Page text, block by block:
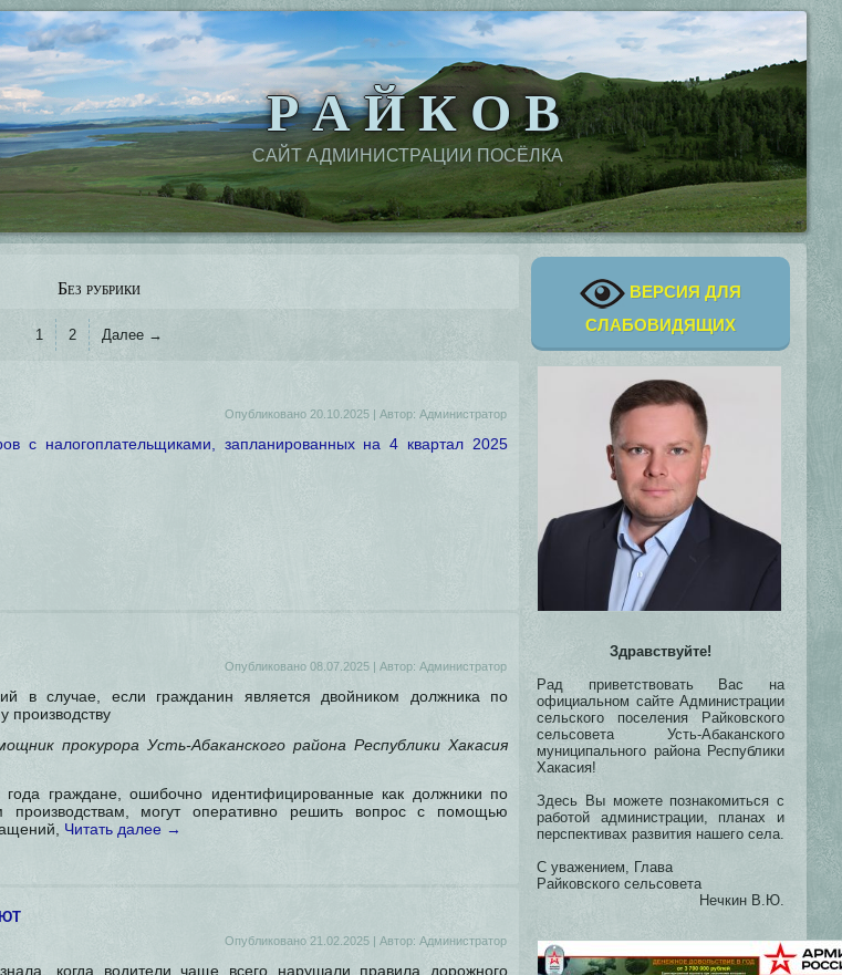
Р А Й К О В
САЙТ АДМИНИСТРАЦИИ ПОСЁЛКА
Без рубрики
1 2 Далее →
Опубликовано 20.10.2025 | Автор: Администратор
с налогоплательщиками, запланированных на 4 квартал 2025
Опубликовано 08.07.2025 | Автор: Администратор
в случае, если гражданин является двойником должника по
производству
прокурора Усть-Абаканского района Республики Хакасия
граждане, ошибочно идентифицированные как должники по
производствам, могут оперативно решить вопрос с помощью
Читать далее →
Опубликовано 21.02.2025 | Автор: Администратор
когда водители чаще всего нарушали правила дорожного
ВЕРСИЯ ДЛЯ
СЛАБОВИДЯЩИХ
Здравствуйте!
Рад приветствовать Вас на
официальном сайте Администрации
сельского поселения Райковского
сельсовета Усть-Абаканского
муниципального района Республики
Хакасия!
Здесь Вы можете познакомиться с
работой администрации, планах и
перспективах развития нашего села.
С уважением, Глава
Райковского сельсовета
Нечкин В.Ю.